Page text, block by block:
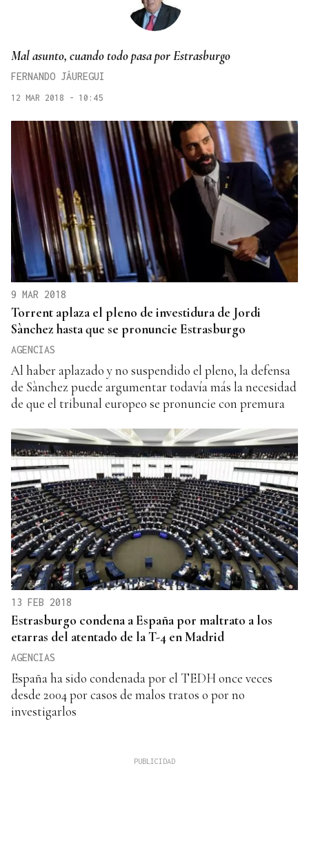
Mal asunto, cuando todo pasa por Estrasburgo
FERNANDO JÁUREGUI
12 MAR 2018 - 10:45
9 MAR 2018
Torrent aplaza el pleno de investidura de Jordi
Sànchez hasta que se pronuncie Estrasburgo
AGENCIAS
Al haber aplazado y no suspendido el pleno, la defensa
de Sànchez puede argumentar todavía más la necesidad
de que el tribunal europeo se pronuncie con premura
13 FEB 2018
Estrasburgo condena a España por maltrato a los
etarras del atentado de la T-4 en Madrid
AGENCIAS
España ha sido condenada por el TEDH once veces
desde 2004 por casos de malos tratos o por no
investigarlos